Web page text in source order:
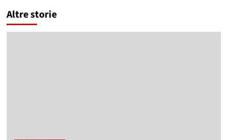
Altre storie